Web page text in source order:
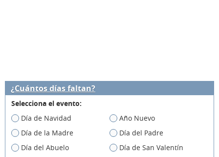
¿Cuántos días faltan?
Selecciona el evento:
Día de Navidad
Año Nuevo
Día de la Madre
Día del Padre
Día del Abuelo
Día de San Valentín